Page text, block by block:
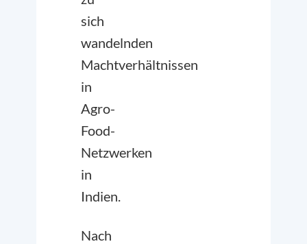
sich
wandelnden
Machtverhältnissen
in
Agro-
Food-
Netzwerken
in
Indien.
Nach